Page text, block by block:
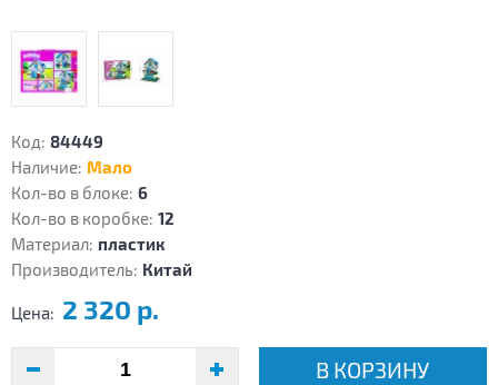
Код: 84449
Наличие: Мало
Кол-во в блоке: 6
Кол-во в коробке: 12
Материал: пластик
Производитель: Китай
Цена: 2 320 р.
В КОРЗИНУ